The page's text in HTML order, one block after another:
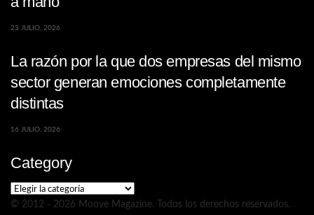
23 JULIO, 2026
La razón por la que dos empresas del mismo
sector generan emociones completamente
distintas
16 JULIO, 2026
Category
Category
© 2012 - 2026 Moove Magazine. Todos los derechos reservados.